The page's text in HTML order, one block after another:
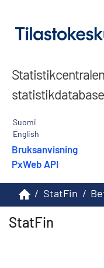
Suomi
English
Bruksanvisning
PxWeb API
/ StatFin /
StatFin